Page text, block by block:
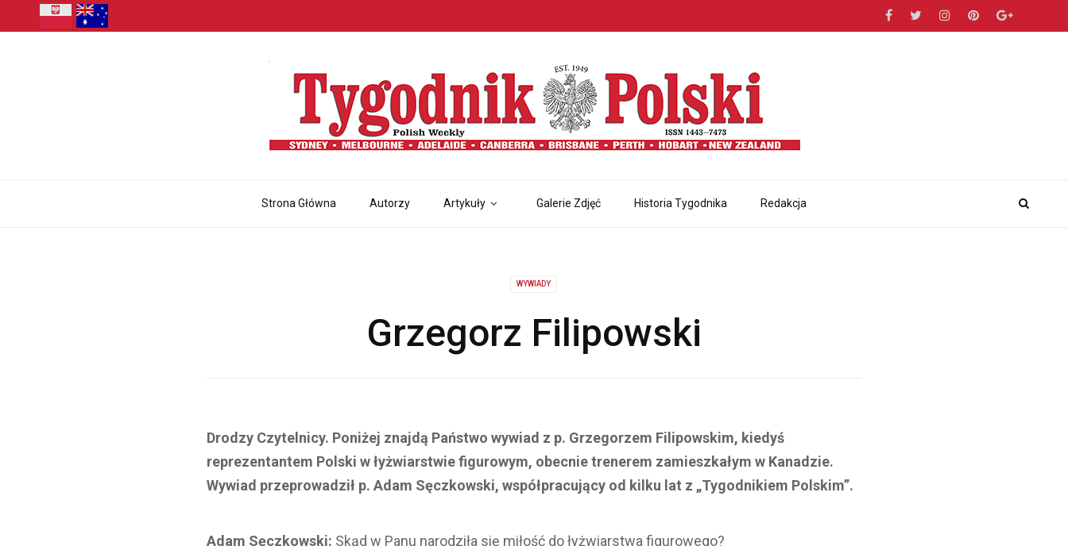
Strona Główna Autorzy Artykuły Galerie Zdjęć Historia Tygodnika Redakcja
WYWIADY
Grzegorz Filipowski
Drodzy Czytelnicy. Poniżej znajdą Państwo wywiad z p. Grzegorzem Filipowskim, kiedyś
reprezentantem Polski w łyżwiarstwie figurowym, obecnie trenerem zamieszkałym w Kanadzie.
Wywiad przeprowadził p. Adam Sęczkowski, współpracujący od kilku lat z „Tygodnikiem Polskim”.
Adam Sęczkowski: Skąd w Panu narodziła się miłość do łyżwiarstwa figurowego?